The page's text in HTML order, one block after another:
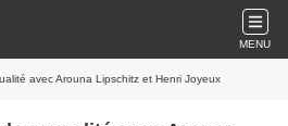
MENU
avec Arouna Lipschitz et Henri Joyeux